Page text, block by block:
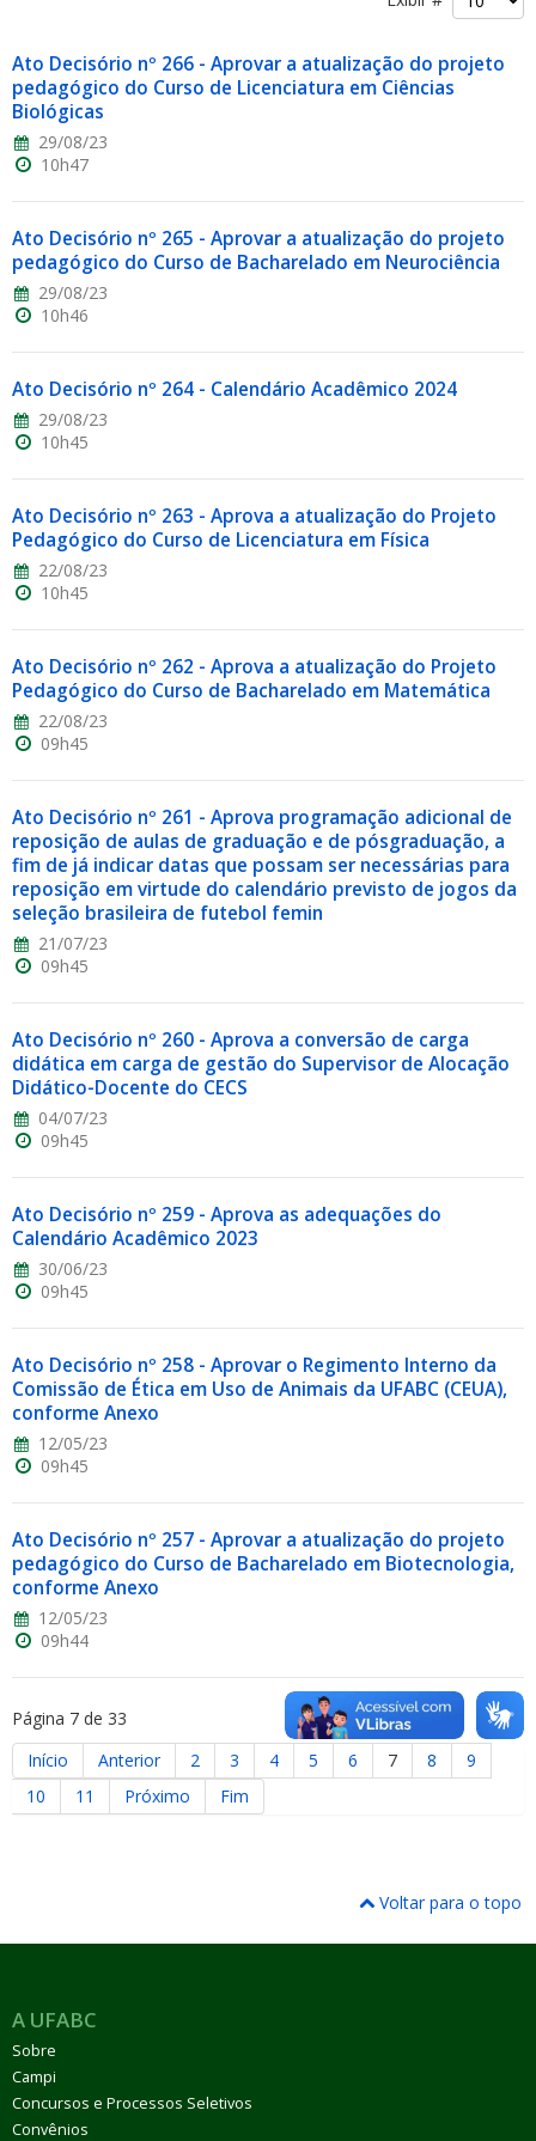
Ato Decisório nº 266 - Aprovar a atualização do projeto
pedagógico do Curso de Licenciatura em Ciências
Biológicas
29/08/23
10h47
Ato Decisório nº 265 - Aprovar a atualização do projeto
pedagógico do Curso de Bacharelado em Neurociência
29/08/23
10h46
Ato Decisório nº 264 - Calendário Acadêmico 2024
29/08/23
10h45
Ato Decisório nº 263 - Aprova a atualização do Projeto
Pedagógico do Curso de Licenciatura em Física
22/08/23
10h45
Ato Decisório nº 262 - Aprova a atualização do Projeto
Pedagógico do Curso de Bacharelado em Matemática
22/08/23
09h45
Ato Decisório nº 261 - Aprova programação adicional de
reposição de aulas de graduação e de pósgraduação, a
fim de já indicar datas que possam ser necessárias para
reposição em virtude do calendário previsto de jogos da
seleção brasileira de futebol femin
21/07/23
09h45
Ato Decisório nº 260 - Aprova a conversão de carga
didática em carga de gestão do Supervisor de Alocação
Didático-Docente do CECS
04/07/23
09h45
Ato Decisório nº 259 - Aprova as adequações do
Calendário Acadêmico 2023
30/06/23
09h45
Ato Decisório nº 258 - Aprovar o Regimento Interno da
Comissão de Ética em Uso de Animais da UFABC (CEUA),
conforme Anexo
12/05/23
09h45
Ato Decisório nº 257 - Aprovar a atualização do projeto
pedagógico do Curso de Bacharelado em Biotecnologia,
conforme Anexo
12/05/23
09h44
Página 7 de 33
Início
Anterior 2 3 4 5 6 7 8
9
10
11 Próximo Fim
Voltar para o topo
A UFABC
Sobre
Campi
Concursos e Processos Seletivos
Convênios